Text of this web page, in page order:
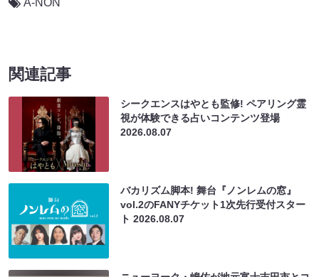
A-NON
関連記事
シークエンスはやとも監修! ペアリング霊
視が体験できる占いコンテンツ登場
2026.08.07
バカリズム脚本! 舞台『ノンレムの窓』
vol.2のFANYチケット1次先行受付スター
ト2026.08.07